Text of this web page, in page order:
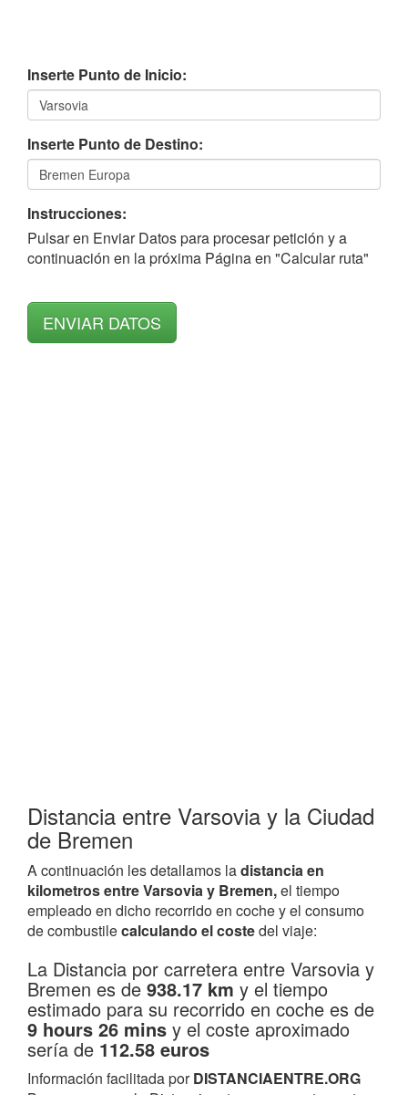
Inserte Punto de Inicio:
Inserte Punto de Destino:
Instrucciones:
Pulsar en Enviar Datos para procesar petición y a
continuación en la próxima Página en "Calcular ruta"
Distancia entre Varsovia y la Ciudad
de Bremen
A continuación les detallamos ladistancia en
kilometros entre Varsovia y Bremen,el tiempo
empleado en dicho recorrido en coche y el consumo
de combustilecalculando el costedel viaje:
La Distancia por carretera entre Varsovia y
Bremen es de 938.17 km y el tiempo
estimado para su recorrido en coche es de
9 hours 26 mins y el coste aproximado
sería de 112.58 euros
Información facilitada porDISTANCIAENTRE.ORG